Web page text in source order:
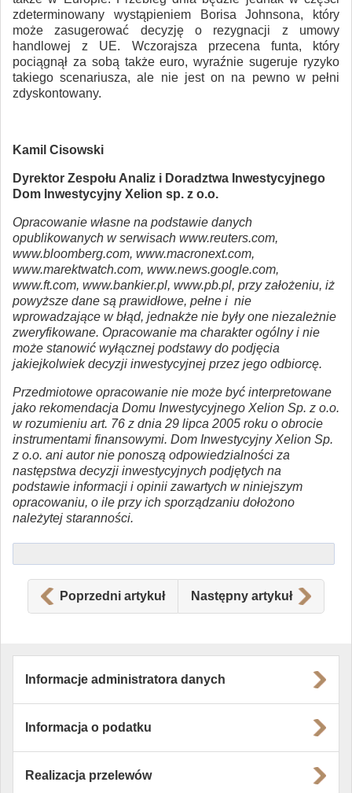
zdeterminowany wystąpieniem Borisa Johnsona, który
może zasugerować decyzję o rezygnacji z umowy
handlowej z UE. Wczorajsza przecena funta, który
pociągnął za sobą także euro, wyraźnie sugeruje ryzyko
takiego scenariusza, ale nie jest on na pewno w pełni
zdyskontowany.
Kamil Cisowski
Dyrektor Zespołu Analiz i Doradztwa Inwestycyjnego
Dom Inwestycyjny Xelion sp. z o.o.
Opracowanie własne na podstawie danych
opublikowanych w serwisach www.reuters.com,
www.bloomberg.com, www.macronext.com,
www.marektwatch.com, www.news.google.com,
www.ft.com, www.bankier.pl, www.pb.pl, przy założeniu, iż
powyższe dane są prawidłowe, pełne i nie
wprowadzające w błąd, jednakże nie były one niezależnie
zweryfikowane. Opracowanie ma charakter ogólny i nie
może stanowić wyłącznej podstawy do podjęcia
jakiejkolwiek decyzji inwestycyjnej przez jego odbiorcę.
Przedmiotowe opracowanie nie może być interpretowane
jako rekomendacja Domu Inwestycyjnego Xelion Sp. z o.o.
w rozumieniu art. 76 z dnia 29 lipca 2005 roku o obrocie
instrumentami finansowymi. Dom Inwestycyjny Xelion Sp.
z o.o. ani autor nie ponoszą odpowiedzialności za
następstwa decyzji inwestycyjnych podjętych na
podstawie informacji i opinii zawartych w niniejszym
opracowaniu, o ile przy ich sporządzaniu dołożono
należytej staranności.
Poprzedni artykuł Następny artykuł
Informacje administratora danych
Informacja o podatku
Realizacja przelewów